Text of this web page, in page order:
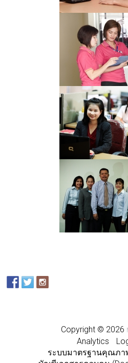
OLYMPUS
Copyright © 2026
Analytics
ระบบมาตรฐานคุณภา